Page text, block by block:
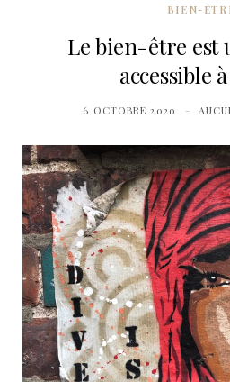
BIEN-
Le bien-être est
accessible
6 OCTOBRE 2020